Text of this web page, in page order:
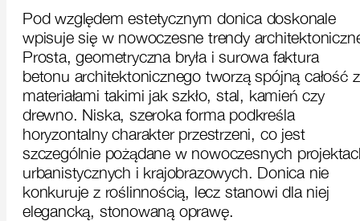
Pod względem estetycznym donica doskonale
wpisuje się w nowoczesne trendy
Prosta, geometryczna bryła i surowa faktura
betonu architektonicznego tworzą spójną całość z
materiałami takimi jak szkło, stal, kamień czy
drewno. Niska, szeroka forma podkreśla
horyzontalny charakter przestrzeni, co jest
szczególnie pożądane w nowoczesnych
urbanistycznych i krajobrazowych. Donica nie
konkuruje z roślinnością, lecz stanowi dla niej
elegancką, stonowaną oprawę.